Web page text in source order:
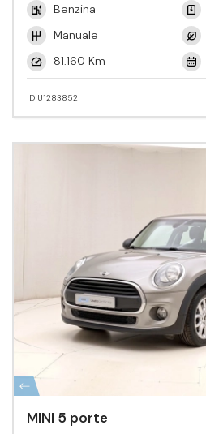
Benzina
Manuale
81.160 Km
ID U1283852
MINI 5 porte